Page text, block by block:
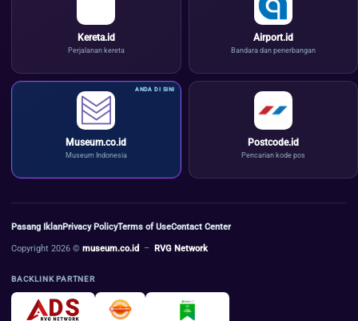
Kereta.id
Perjalanan kereta
Airport.id
Bandara dan penerbangan
Museum.co.id
Museum Indonesia
Postcode.id
Pencarian kode pos
Pasang IklanPrivacy PolicyTerms of UseContact Center
Copyright 2026 © museum.co.id – RVG Network
BACKLINK PARTNER